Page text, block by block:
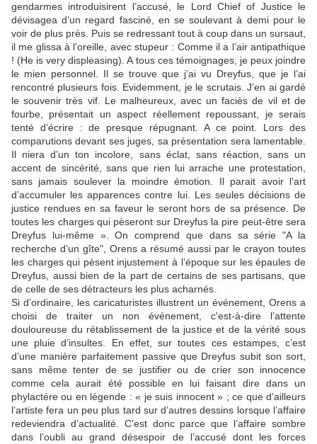
gendarmes introduisirent l’accusé, le Lord Chief of Justice le
dévisagea d’un regard fasciné, en se soulevant à demi pour le
voir de plus près. Puis se redressant tout à coup dans un sursaut,
il me glissa à l’oreille, avec stupeur : Comme il a l’air antipathique
! (He is very displeasing). A tous ces témoignages, je peux joindre
le mien personnel. Il se trouve que j’ai vu Dreyfus, que je l’ai
rencontré plusieurs fois. Evidemment, je le scrutais. J’en ai gardé
le souvenir très vif. Le malheureux, avec un faciès de vil et de
fourbe, présentait un aspect réellement repoussant, je serais
tenté d’écrire : de presque répugnant. A ce point. Lors des
comparutions devant ses juges, sa présentation sera lamentable.
Il niera d’un ton incolore, sans éclat, sans réaction, sans un
accent de sincérité, sans que rien lui arrache une protestation,
sans jamais soulever la moindre émotion. Il parait avoir l’art
d’accumuler les apparences contre lui. Les seules décisions de
justice rendues en sa faveur le seront hors de sa présence. De
toutes les charges qui pèseront sur Dreyfus la pire peut-être sera
Dreyfus lui-même ». On comprend que dans sa série "A la
recherche d’un gîte", Orens a résumé aussi par le crayon toutes
les charges qui pèsent injustement à l’époque sur les épaules de
Dreyfus, aussi bien de la part de certains de ses partisans, que
de celle de ses détracteurs les plus acharnés.
Si d’ordinaire, les caricaturistes illustrent un événement, Orens a
choisi de traiter un non événement, c'est-à-dire l’attente
douloureuse du rétablissement de la justice et de la vérité sous
une pluie d’insultes. En effet, sur toutes ces estampes, c’est
d’une manière parfaitement passive que Dreyfus subit son sort,
sans même tenter de se justifier ou de crier son innocence
comme cela aurait été possible en lui faisant dire dans un
phylactère ou en légende : « je suis innocent » ; ce que d’ailleurs
l’artiste fera un peu plus tard sur d’autres dessins lorsque l’affaire
redeviendra d’actualité. C’est donc parce que l’affaire sombre
dans l’oubli au grand désespoir de l’accusé dont les forces